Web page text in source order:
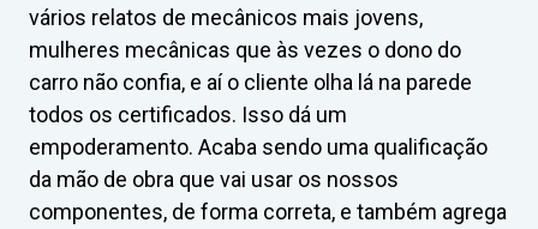
vários relatos de mecânicos mais jovens,
mulheres mecânicas que às vezes o dono do
carro não confia, e aí o cliente olha lá na parede
todos os certificados. Isso dá um
empoderamento. Acaba sendo uma qualificação
da mão de obra que vai usar os nossos
componentes, de forma correta, e também agrega